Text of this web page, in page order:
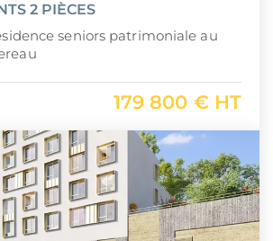
2 PIÈCES
seniors patrimoniale au
179 800 € HT